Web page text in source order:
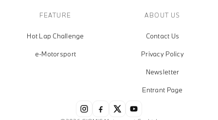
FEATURE
Hot Lap Challenge
e-Motorsport
ABOUT US
Contact Us
Privacy Policy
Newsletter
Entrant Page